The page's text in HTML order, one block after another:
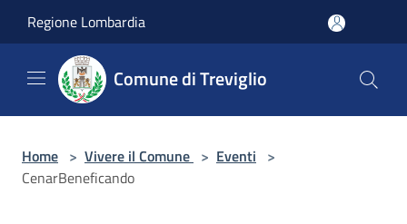
Regione Lombardia
Comune di Treviglio
Home > Vivere il Comune > Eventi >
CenarBeneficando